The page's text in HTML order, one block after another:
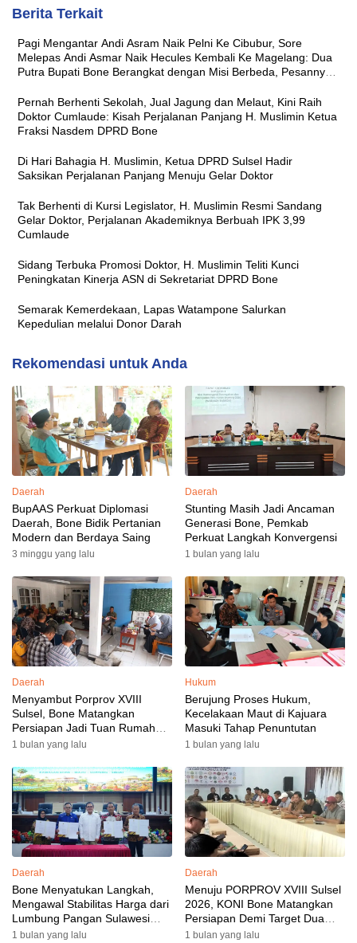
Berita Terkait
Pagi Mengantar Andi Asram Naik Pelni Ke Cibubur, Sore
Melepas Andi Asmar Naik Hecules Kembali Ke Magelang: Dua
Putra Bupati Bone Berangkat dengan Misi Berbeda, Pesannya
Pernah Berhenti Sekolah, Jual Jagung dan Melaut, Kini Raih
Doktor Cumlaude: Kisah Perjalanan Panjang H. Muslimin Ketua
Fraksi Nasdem DPRD Bone
Di Hari Bahagia H. Muslimin, Ketua DPRD Sulsel Hadir
Saksikan Perjalanan Panjang Menuju Gelar Doktor
Tak Berhenti di Kursi Legislator, H. Muslimin Resmi Sandang
Gelar Doktor, Perjalanan Akademiknya Berbuah IPK 3,99
Cumlaude
Sidang Terbuka Promosi Doktor, H. Muslimin Teliti Kunci
Peningkatan Kinerja ASN di Sekretariat DPRD Bone
Semarak Kemerdekaan, Lapas Watampone Salurkan
Kepedulian melalui Donor Darah
Rekomendasi untuk Anda
Daerah
BupAAS Perkuat Diplomasi
Daerah, Bone Bidik Pertanian
Modern dan Berdaya Saing
3 minggu yang lalu
Daerah
Stunting Masih Jadi Ancaman
Generasi Bone, Pemkab
Perkuat Langkah Konvergensi
1 bulan yang lalu
Daerah
Menyambut Porprov XVIII
Sulsel, Bone Matangkan
Persiapan Jadi Tuan Rumah
yang Berkesan: Wakil Bupati
Targetkan Venue dan
Akomodasi Rampung
1 bulan yang lalu
Hukum
Berujung Proses Hukum,
Kecelakaan Maut di Kajuara
Masuki Tahap Penuntutan
1 bulan yang lalu
Daerah
Bone Menyatukan Langkah,
Mengawal Stabilitas Harga dari
Lumbung Pangan Sulawesi
Selatan
1 bulan yang lalu
Daerah
Menuju PORPROV XVIII Sulsel
2026, KONI Bone Matangkan
Persiapan Demi Target Dua
Besar
1 bulan yang lalu